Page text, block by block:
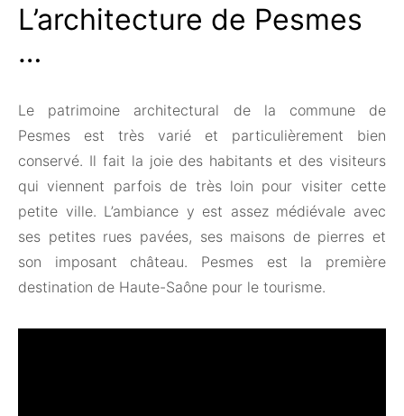
L’architecture de Pesmes
…
Le patrimoine architectural de la commune de
Pesmes est très varié et particulièrement bien
conservé. Il fait la joie des habitants et des visiteurs
qui viennent parfois de très loin pour visiter cette
petite ville. L’ambiance y est assez médiévale avec
ses petites rues pavées, ses maisons de pierres et
son imposant château. Pesmes est la première
destination de Haute-Saône pour le tourisme.